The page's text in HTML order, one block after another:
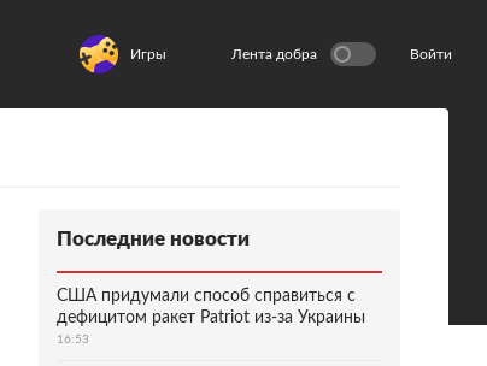
Игры Лента добра Войти
Последние новости
США придумали способ справиться с
дефицитом ракет Patriot из-за Украины
16:53